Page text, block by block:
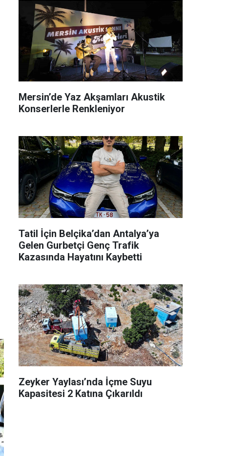
Mersin’de Yaz Akşamları Akustik
Konserlerle Renkleniyor
Tatil İçin Belçika’dan Antalya’ya
Gelen Gurbetçi Genç Trafik
Kazasında Hayatını Kaybetti
Zeyker Yaylası’nda İçme Suyu
Kapasitesi 2 Katına Çıkarıldı